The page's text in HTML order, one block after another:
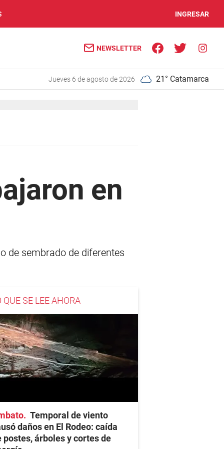
INGRESAR
NEWSLETTER
jueves 6 de agosto de 2026 21° Catamarca
en
de sembrado de diferentes
QUE SE LEE AHORA
Temporal de viento
daños en El Rodeo: caída
postes, árboles y cortes de